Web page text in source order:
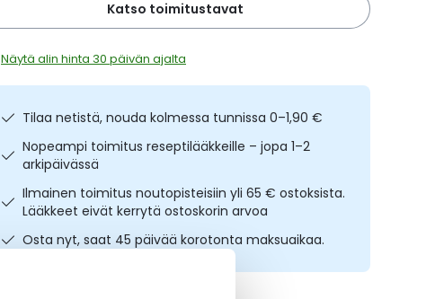
Katso toimitustavat
Näytä alin hinta 30 päivän ajalta
Tilaa netistä, nouda kolmessa tunnissa 0–1,90 €
Nopeampi toimitus reseptilääkkeille – jopa 1–2
arkipäivässä
Ilmainen toimitus noutopisteisiin yli 65 € ostoksista.
Lääkkeet eivät kerrytä ostoskorin arvoa
Osta nyt, saat 45 päivää korotonta maksuaikaa.